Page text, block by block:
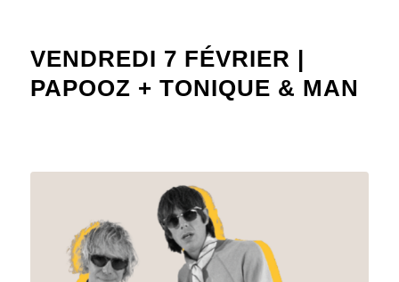
VENDREDI 7 FÉVRIER |
PAPOOZ + TONIQUE & MAN